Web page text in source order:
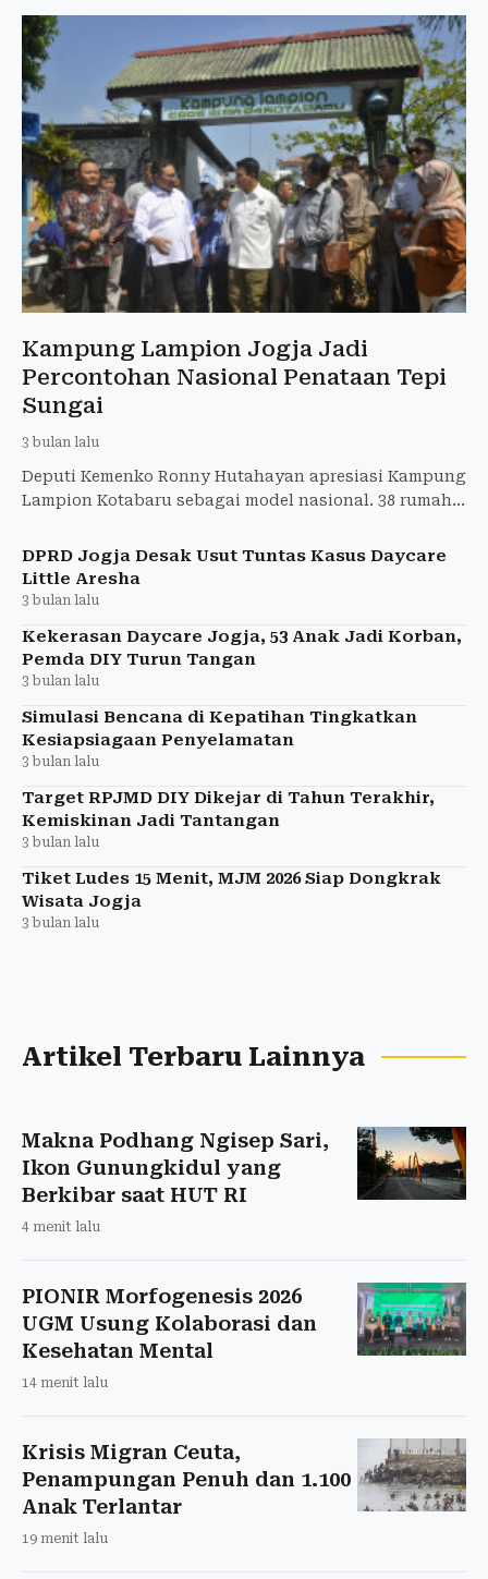
Kampung Lampion Jogja Jadi
Percontohan Nasional Penataan Tepi
Sungai
3 bulan lalu
Deputi Kemenko Ronny Hutahayan apresiasi Kampung
Lampion Kotabaru sebagai model nasional. 38 rumah
DPRD Jogja Desak Usut Tuntas Kasus Daycare
Little Aresha
3 bulan lalu
Kekerasan Daycare Jogja, 53 Anak Jadi Korban,
Pemda DIY Turun Tangan
3 bulan lalu
Simulasi Bencana di Kepatihan Tingkatkan
Kesiapsiagaan Penyelamatan
3 bulan lalu
Target RPJMD DIY Dikejar di Tahun Terakhir,
Kemiskinan Jadi Tantangan
3 bulan lalu
Tiket Ludes 15 Menit, MJM 2026 Siap Dongkrak
Wisata Jogja
3 bulan lalu
Artikel Terbaru Lainnya
Makna Podhang Ngisep Sari,
Ikon Gunungkidul yang
Berkibar saat HUT RI
4 menit lalu
PIONIR Morfogenesis 2026
UGM Usung Kolaborasi dan
Kesehatan Mental
14 menit lalu
Krisis Migran Ceuta,
Penampungan Penuh dan 1.100
Anak Terlantar
19 menit lalu